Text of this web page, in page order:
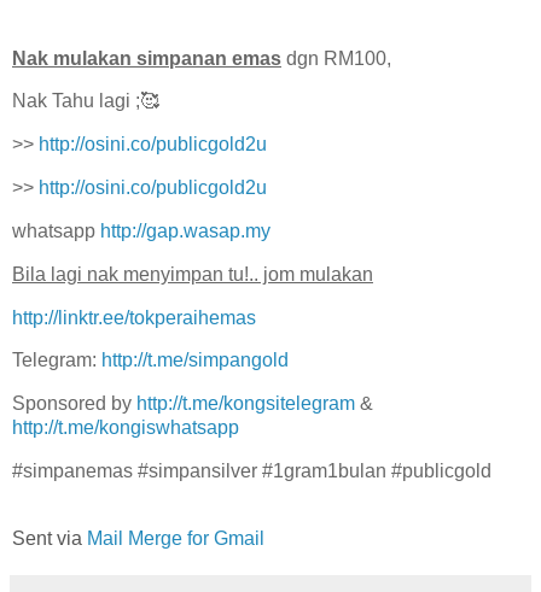
Nak mulakan simpanan emas dgn RM100,
Nak Tahu lagi ;🥰
>> http://osini.co/publicgold2u
>> http://osini.co/publicgold2u
whatsapp http://gap.wasap.my
Bila lagi nak menyimpan tu!.. jom mulakan
http://linktr.ee/tokperaihemas
Telegram: http://t.me/simpangold
Sponsored by http://t.me/kongsitelegram &
http://t.me/kongiswhatsapp
#simpanemas #simpansilver #1gram1bulan #publicgold
Sent via Mail Merge for Gmail